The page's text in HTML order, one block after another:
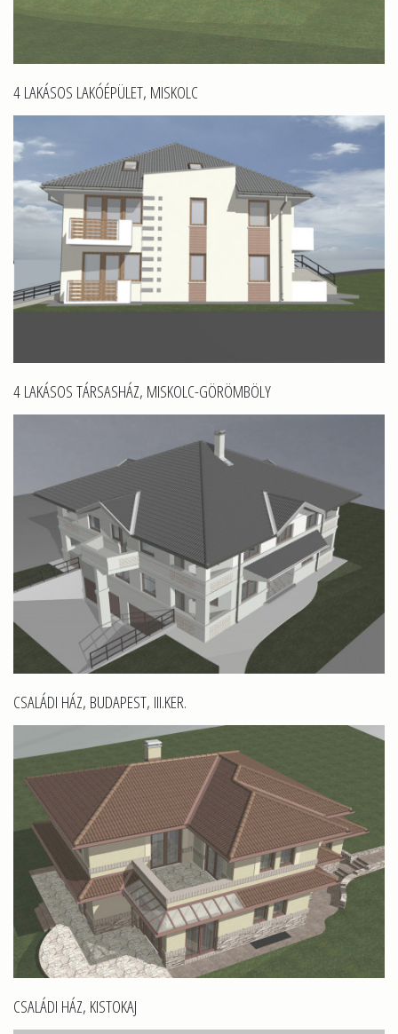
4 LAKÁSOS LAKÓÉPÜLET, MISKOLC
4 LAKÁSOS TÁRSASHÁZ, MISKOLC-GÖRÖMBÖLY
CSALÁDI HÁZ, BUDAPEST, III.KER.
CSALÁDI HÁZ, KISTOKAJ